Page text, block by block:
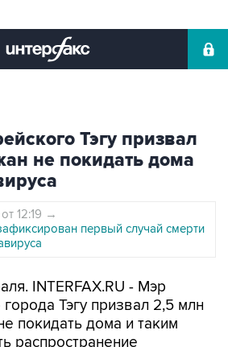
Тэгу призвал
не покидать дома
12:19 →
первый случай смерти
INTERFAX.RU - Мэр
Тэгу призвал 2,5 млн
покидать дома и таким
распространение